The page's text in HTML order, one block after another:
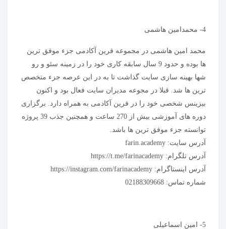
4- محمدامین هاشمی
محمد امین هاشمی در مجموعه فرین آکادمی جزء موفق ترین
ها بوده و حدود 9 سال سابقه کاری خود را در زمینه سئو و رو
شها بهینه سازی سایت گذاشت تا به در این عرصه جزء متخصص
ترین ها شد. قبلا در مجوعه مدیران سایت فعال بود و اکنون
بیزینس شخصی خود را در فرین آکادمی به همراه دارد. برگزاری
دوره های آموزشی بیش از 270 ساعت و همچنین جذب 39 پروژه
توانسته جزء موفق ترین ها باشد.
آدرس سایت: farin.academy
آدرس تلگرام: https://t.me/farinacademy
آدرس اینستاگرام: https://instagram.com/farinacademy
شماره تماس: 02188309668
5- امین اسماعیلی